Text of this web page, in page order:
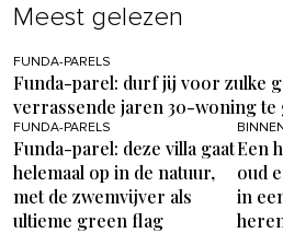
Meest gelezen
FUNDA-PARELS
Funda-parel: durf jij voor zulke
verrassende jaren 30-woning te
FUNDA-PARELS
Funda-parel: deze villa gaat
helemaal op in de natuur,
met de zwemvijver als
ultieme green flag
Een
oud
in